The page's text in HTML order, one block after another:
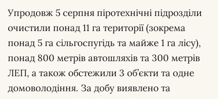
Упродовж 5 серпня піротехнічні підрозділи
очистили понад 11 га території (зокрема
понад 5 га сільгоспугідь та майже 1 га лісу),
понад 800 метрів автошляхів та 300 метрів
ЛЕП, а також обстежили 3 об’єкти та одне
домоволодіння. За добу виявлено та